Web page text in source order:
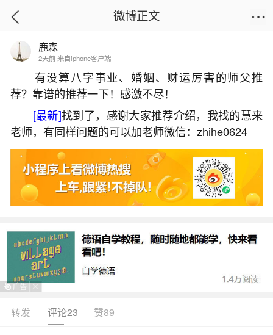
首页
75年属兔的2026年运势及运程
2026-06-04 15:15:52 4 8 赞
生活中像75年属兔的2026年运势及运程都是很
常见的问题，但是小问题不注意可能会引起大麻
烦，下面就这个问题给大家做一些解读：
1、七五年兔2026年的整体运势及每月运势
1975年属兔人2026年整体运势呈先抑后扬之
势，破太岁带来人际与感情波动，但天德贵人助力
可逢凶化吉。上半年受“卷舌”凶星影响，易有口舌是
微博正文
鹿森
2天前 来自iphone客户端
有没算八字事业、婚姻、财运厉害的师父推
荐？靠谱的推荐一下！感激不尽！
[最新]找到了，感谢大家推荐介绍，我找的慧来
老师，有同样问题的可以加老师微信：zhihe0624
转发 评论23 赞89